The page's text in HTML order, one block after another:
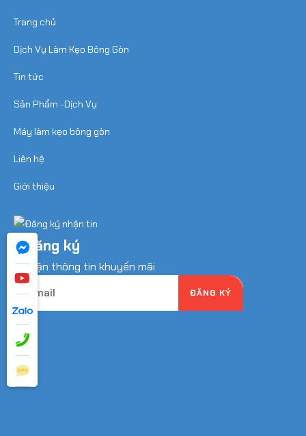
Trang chủ
Dịch Vụ Làm Kẹo Bông Gòn
Tin tức
Sản Phẩm -Dịch Vụ
Máy làm kẹo bông gòn
Liên hệ
Giới thiệu
Đăng ký
nhận thông tin khuyến mãi